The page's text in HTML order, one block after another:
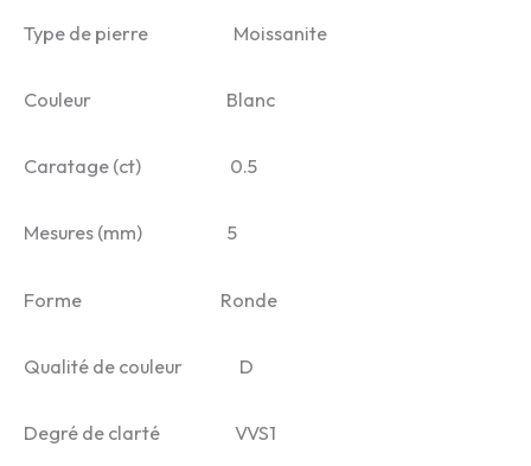
Type de pierre Moissanite
Couleur Blanc
Caratage (ct) 0.5
Mesures (mm) 5
Forme Ronde
Qualité de couleur D
Degré de clarté VVS1